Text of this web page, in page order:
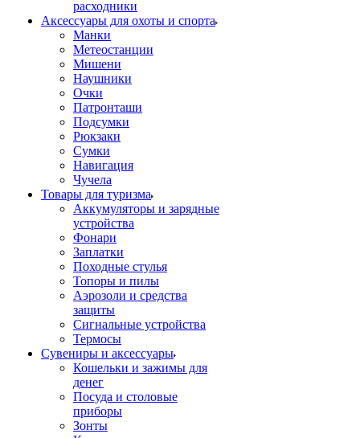
расходники
Аксессуары для охоты и спорта
Манки
Метеостанции
Мишени
Наушники
Очки
Патронташи
Подсумки
Рюкзаки
Сумки
Навигация
Чучела
Товары для туризма
Аккумуляторы и зарядные
устройства
Фонари
Заплатки
Походные стулья
Топоры и пилы
Аэрозоли и средства
защиты
Сигнальные устройства
Термосы
Сувениры и аксессуары
Кошельки и зажимы для
денег
Посуда и столовые
приборы
Зонты